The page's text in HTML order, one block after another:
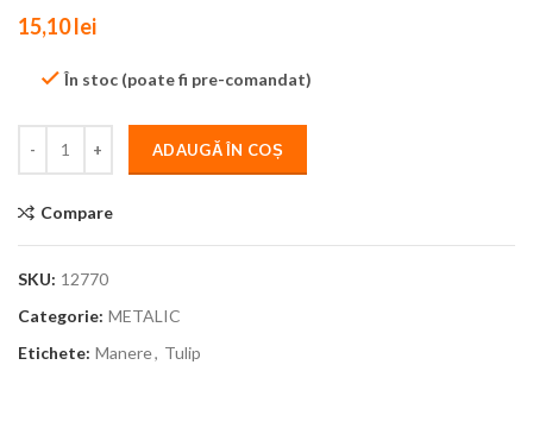
15,10lei
În stoc (poate fi pre-comandat)
ADAUGĂ ÎN COȘ
Compare
SKU: 12770
Categorie: METALIC
Etichete: Manere, Tulip